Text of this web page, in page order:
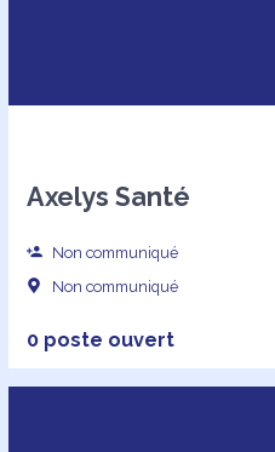
Axelys Santé
Non communiqué
Non communiqué
0 poste ouvert